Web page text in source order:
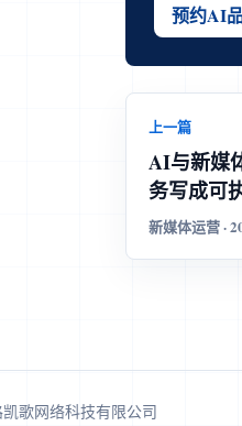
预约AI
上一篇
AI与新媒
务写成可
新媒体运营 ·
歌网络科技有限公司